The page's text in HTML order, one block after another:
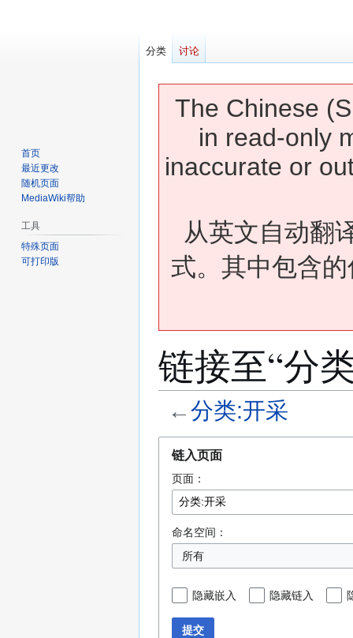
The Chinese
in read-only
inaccurate or
从英文自动翻
式。其中包含
链接至“分
←分类:开采
链入页面
页面：
命名空间：
所有
隐藏嵌入 隐藏链入
提交
分类 讨论
首页
最近更改
随机页面
MediaWiki帮助
工具
特殊页面
可打印版